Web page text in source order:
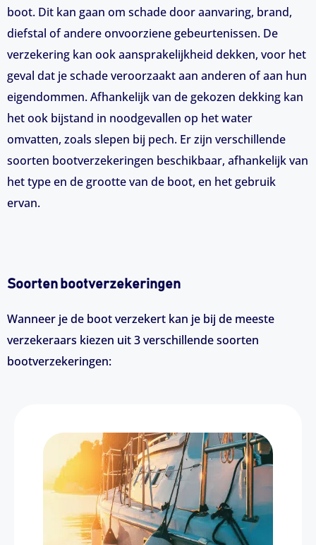
boot. Dit kan gaan om schade door aanvaring, brand,
diefstal of andere onvoorziene gebeurtenissen. De
verzekering kan ook aansprakelijkheid dekken, voor het
geval dat je schade veroorzaakt aan anderen of aan hun
eigendommen. Afhankelijk van de gekozen dekking kan
het ook bijstand in noodgevallen op het water
omvatten, zoals slepen bij pech. Er zijn verschillende
soorten bootverzekeringen beschikbaar, afhankelijk van
het type en de grootte van de boot, en het gebruik
ervan.
Soorten bootverzekeringen
Wanneer je de boot verzekert kan je bij de meeste
verzekeraars kiezen uit 3 verschillende soorten
bootverzekeringen: